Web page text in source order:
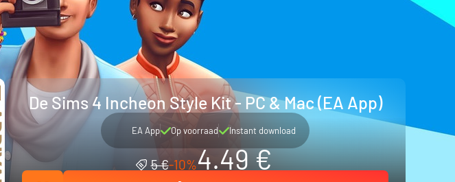
De Sims 4 Incheon Style Kit - PC & Mac (EA App)
EA App Op voorraad Instant download
5 €-10%4.49 €